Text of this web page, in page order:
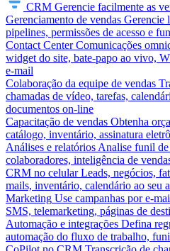
CRM Gerencie facilmente as
Gerenciamento de vendas Gerencie
pipelines, permissões de acesso e
Contact Center Comunicações
widget do site, bate-papo ao vivo,
e-mail
Colaboração da equipe de vendas
chamadas de vídeo, tarefas,
documentos on-line
Capacitação de vendas Obtenha
catálogo, inventário, assinatura
Análises e relatórios Analise funil de
colaboradores, inteligência de
CRM no celular Leads, negócios,
mails, inventário, calendário ao seu
Marketing Use campanhas por e-
SMS, telemarketing, páginas de
Automação e integrações Defina
automação do fluxo de trabalho,